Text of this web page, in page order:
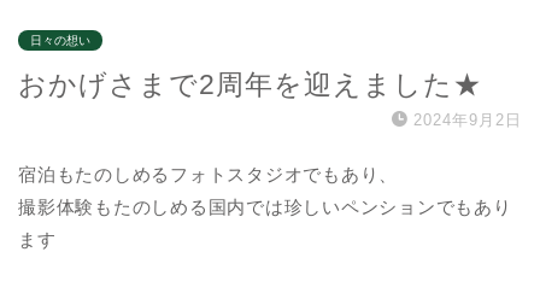
日々の想い
おかげさまで2周年を迎えました★
2024年9月2日
宿泊もたのしめるフォトスタジオでもあり、
撮影体験もたのしめる国内では珍しいペンションでもあり
ます